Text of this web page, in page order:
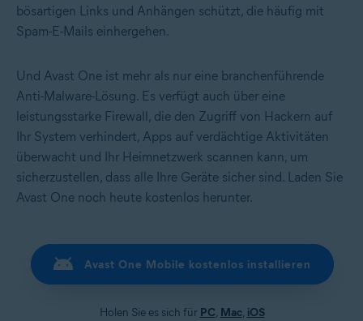
bösartigen Links und Anhängen schützt, die häufig mit
Spam-E-Mails einhergehen.
Und Avast One ist mehr als nur eine branchenführende
Anti-Malware-Lösung. Es verfügt auch über eine
leistungsstarke Firewall, die den Zugriff von Hackern auf
Ihr System verhindert, Apps auf verdächtige Aktivitäten
überwacht und Ihr Heimnetzwerk scannen kann, um
sicherzustellen, dass alle Ihre Geräte sicher sind. Laden Sie
Avast One noch heute kostenlos herunter.
Avast One Mobile kostenlos installieren
Holen Sie es sich für PC, Mac, iOS